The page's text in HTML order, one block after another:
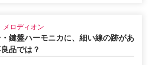
メロディオン
鍵盤ハーモニカに、細い線の跡があ
品では？